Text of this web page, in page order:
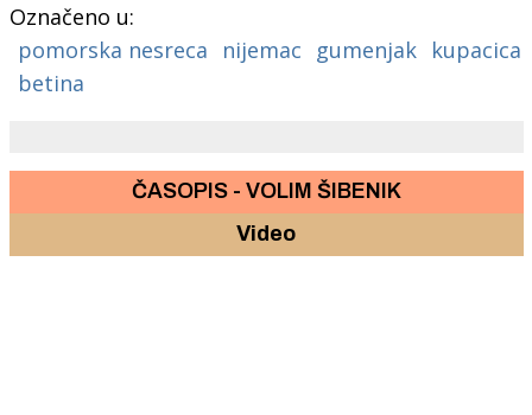
Označeno u:
pomorska nesreca
nijemac gumenjak kupacica
betina
ČASOPIS - VOLIM ŠIBENIK
Video